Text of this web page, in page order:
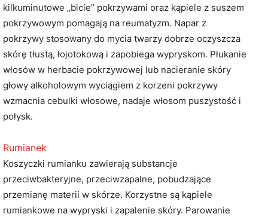
kilkuminutowe „bicie” pokrzywami oraz kąpiele z suszem
pokrzywowym pomagają na reumatyzm. Napar z
pokrzywy stosowany do mycia twarzy dobrze oczyszcza
skórę tłustą, łojotokową i zapobiega wypryskom. Płukanie
włosów w herbacie pokrzywowej lub nacieranie skóry
głowy alkoholowym wyciągiem z korzeni pokrzywy
wzmacnia cebulki włosowe, nadaje włosom puszystość i
połysk.
Rumianek
Koszyczki rumianku zawierają substancje
przeciwbakteryjne, przeciwzapalne, pobudzające
przemianę materii w skórze. Korzystne są kąpiele
rumiankowe na wypryski i zapalenie skóry. Parowanie